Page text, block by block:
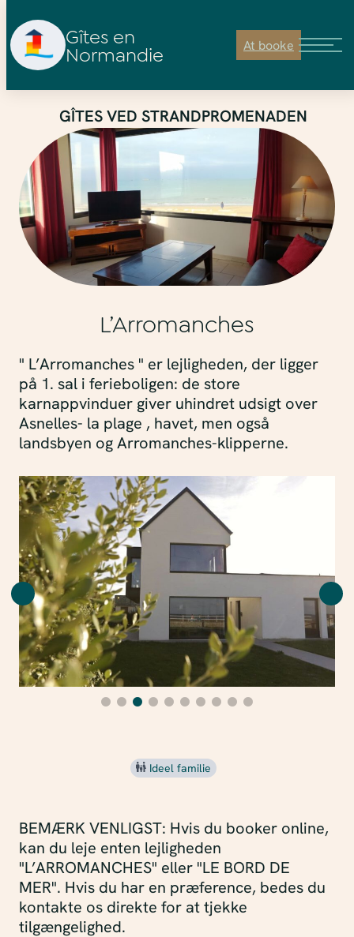
indhold
Gîtes en
Normandie At booke
GÎTES VED STRANDPROMENADEN
L’Arromanches
" L’Arromanches " er lejligheden, der ligger
på 1. sal i ferieboligen: de store
karnappvinduer giver uhindret udsigt over
Asnelles- la plage , havet, men også
landsbyen og Arromanches-klipperne.
Ideel familie
BEMÆRK VENLIGST: Hvis du booker online,
kan du leje enten lejligheden
"L’ARROMANCHES" eller "LE BORD DE
MER". Hvis du har en præference, bedes du
kontakte os direkte for at tjekke
tilgængelighed.